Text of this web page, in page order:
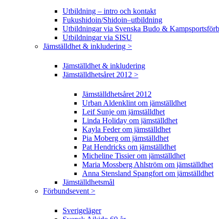
Utbildning – intro och kontakt
Fukushidoin/Shidoin–utbildning
Utbildningar via Svenska Budo &
Utbildningar via SISU
Jämställdhet & inkludering >
Jämställdhet & inkludering
Jämställdhetsåret 2012 >
Jämställdhetsåret 2012
Urban Aldenklint om jämställdhet
Leif Sunje om jämställdhet
Linda Holiday om jämställdhet
Kayla Feder om jämställdhet
Pia Moberg om jämställdhet
Pat Hendricks om jämställdhet
Micheline Tissier om jämställdhet
Maria Mossberg Ahlström om jämställdhet
Anna Stensland Spangfort om jämställdhet
Jämställdhetsmål
Förbundsevent >
Sverigeläger